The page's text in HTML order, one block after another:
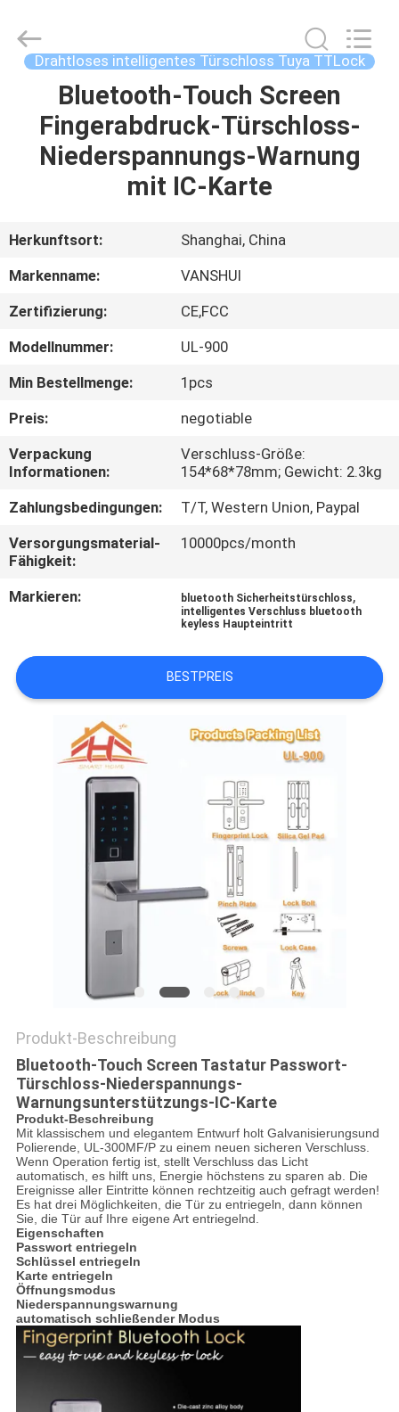
HAUSE
VIDEOS
UNS
WERKSBESICHTIGUNG
QUALITÄTSKONTROLLE
KONTAKT
UNS
EIN
ANGEBOT
SITEMAP
DATENSCHUTZ-
BESTIMMUNGEN
COMPANY
LIMITED.
Rights
Drahtloses intelligentes Türschloss Tuya TTLock
Bluetooth-Touch Screen
Fingerabdruck-Türschloss-
Niederspannungs-Warnung
mit IC-Karte
Herkunftsort:
Shanghai, China
Markenname:
VANSHUI
Zertifizierung:
CE,FCC
Modellnummer:
UL-900
Min Bestellmenge:
1pcs
Preis:
negotiable
Verpackung
Informationen:
Verschluss-Größe:
154*68*78mm; Gewicht: 2.3kg
Zahlungsbedingungen:
T/T, Western Union, Paypal
Versorgungsmaterial-
Fähigkeit:
10000pcs/month
Markieren: bluetooth Sicherheitstürschloss,
intelligentes Verschluss bluetooth
keyless Haupteintritt
BESTPREIS
Produkt-Beschreibung
Bluetooth-Touch Screen Tastatur Passwort-
Türschloss-Niederspannungs-
Warnungsunterstützungs-IC-Karte
Produkt-Beschreibung
Mit klassischem und elegantem Entwurf holt Galvanisierungsund
Polierende, UL-300MF/P zu einem neuen sicheren Verschluss.
Wenn Operation fertig ist, stellt Verschluss das Licht
automatisch, es hilft uns, Energie höchstens zu sparen ab. Die
Ereignisse aller Eintritte können rechtzeitig auch gefragt werden!
Es hat drei Möglichkeiten, die Tür zu entriegeln, dann können
Sie, die Tür auf Ihre eigene Art entriegelnd.
Eigenschaften
Passwort entriegeln
Schlüssel entriegeln
Karte entriegeln
Öffnungsmodus
Niederspannungswarnung
automatisch schließender Modus